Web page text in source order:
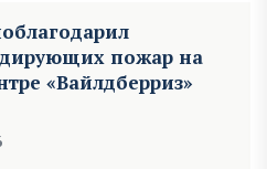
пожар на
«Вайлдберриз»